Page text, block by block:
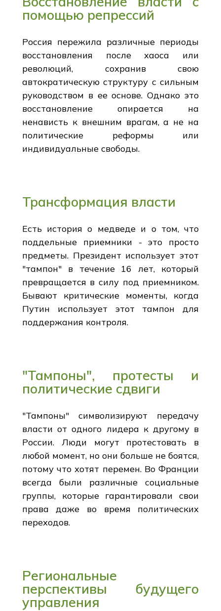
помощью репрессий
Россия пережила различные периоды
восстановления после хаоса или
революций, сохранив свою
автократическую структуру с сильным
руководством в ее основе. Однако это
восстановление опирается на
ненависть к внешним врагам, а не на
политические реформы или
индивидуальные свободы.
Трансформация власти
Есть история о медведе и о том, что
поддельные приемники - это просто
предметы. Президент использует этот
"тампон" в течение 16 лет, который
превращается в силу под приемником.
Бывают критические моменты, когда
Путин использует этот тампон для
поддержания контроля.
"Тампоны", протесты и
политические сдвиги
"Тампоны" символизируют передачу
власти от одного лидера к другому в
России. Люди могут протестовать в
любой момент, но они больше не боятся,
потому что хотят перемен. Во Франции
всегда были различные социальные
группы, которые гарантировали свои
права даже во время политических
переходов.
Региональные
перспективы будущего
управления